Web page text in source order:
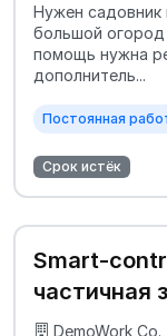
Нужен
большой огород
помощь нужна
дополнитель...
Постоянная
Срок истёк
Smart-
частичная
DemoWork